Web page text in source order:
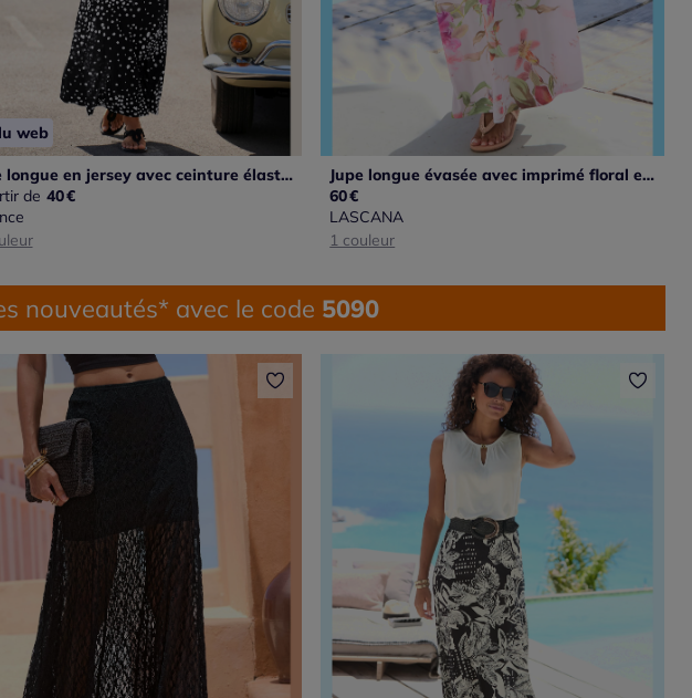
web
Jupe longue en jersey avec ceinture élastique et imprimé graphique
de 40€
Jupe longue évasée avec imprimé floral et ceinture élastique
60€
LASCANA
1 couleur
nouveautés* avec le code 5090